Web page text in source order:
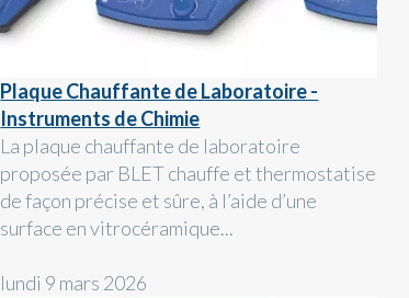
Plaque Chauffante de Laboratoire -
Instruments de Chimie
La plaque chauffante de laboratoire
proposée par BLET chauffe et thermostatise
de façon précise et sûre, à l’aide d’une
surface en vitrocéramique...
lundi 9 mars 2026